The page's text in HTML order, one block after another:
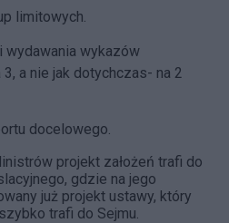
limitowych.
wykazów
a nie jak dotychczas- na 2
docelowego.
projekt założeń trafi do
gdzie na jego
już projekt ustawy, który
trafi do Sejmu.